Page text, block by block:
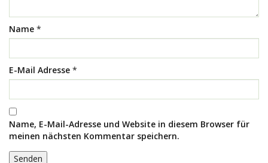
Name *
E-Mail Adresse *
Name, E-Mail-Adresse und Website in diesem Browser für
meinen nächsten Kommentar speichern.